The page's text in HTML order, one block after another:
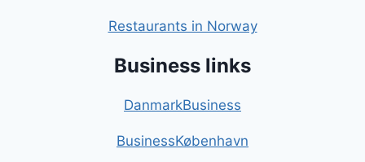
Restaurants in Norway
Business links
DanmarkBusiness
BusinessKøbenhavn